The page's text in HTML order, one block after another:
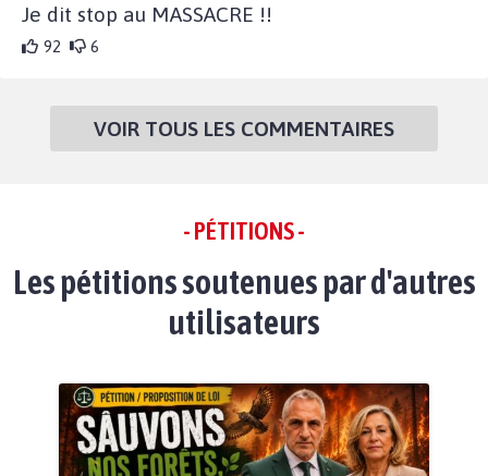
Je dit stop au MASSACRE !!
92 6
VOIR TOUS LES COMMENTAIRES
- PÉTITIONS -
Les pétitions soutenues par d'autres
utilisateurs